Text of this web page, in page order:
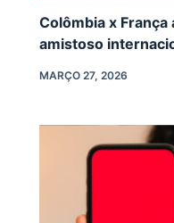
Colômbia x
amistoso
MARÇO 27, 2026